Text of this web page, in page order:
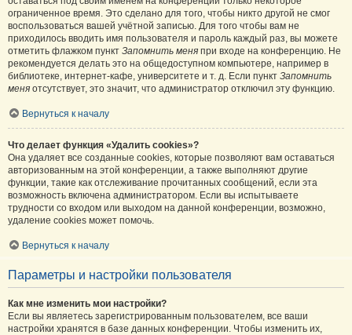
ограниченное время. Это сделано для того, чтобы никто другой не смог
воспользоваться вашей учётной записью. Для того чтобы вам не
приходилось вводить имя пользователя и пароль каждый раз, вы можете
отметить флажком пункт Запомнить меня при входе на конференцию. Не
рекомендуется делать это на общедоступном компьютере, например в
библиотеке, интернет-кафе, университете и т. д. Если пункт Запомнить
меня отсутствует, это значит, что администратор отключил эту функцию.
Вернуться к началу
Что делает функция «Удалить cookies»?
Она удаляет все созданные cookies, которые позволяют вам оставаться
авторизованным на этой конференции, а также выполняют другие
функции, такие как отслеживание прочитанных сообщений, если эта
возможность включена администратором. Если вы испытываете
трудности со входом или выходом на данной конференции, возможно,
удаление cookies может помочь.
Вернуться к началу
Параметры и настройки пользователя
Как мне изменить мои настройки?
Если вы являетесь зарегистрированным пользователем, все ваши
настройки хранятся в базе данных конференции. Чтобы изменить их,